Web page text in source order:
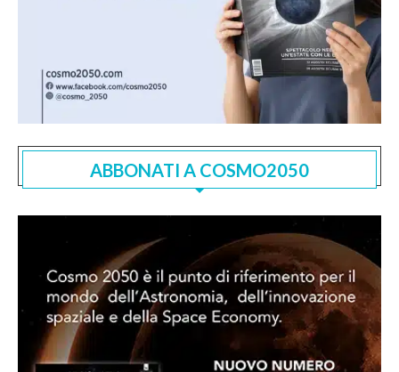
ABBONATI A COSMO2050